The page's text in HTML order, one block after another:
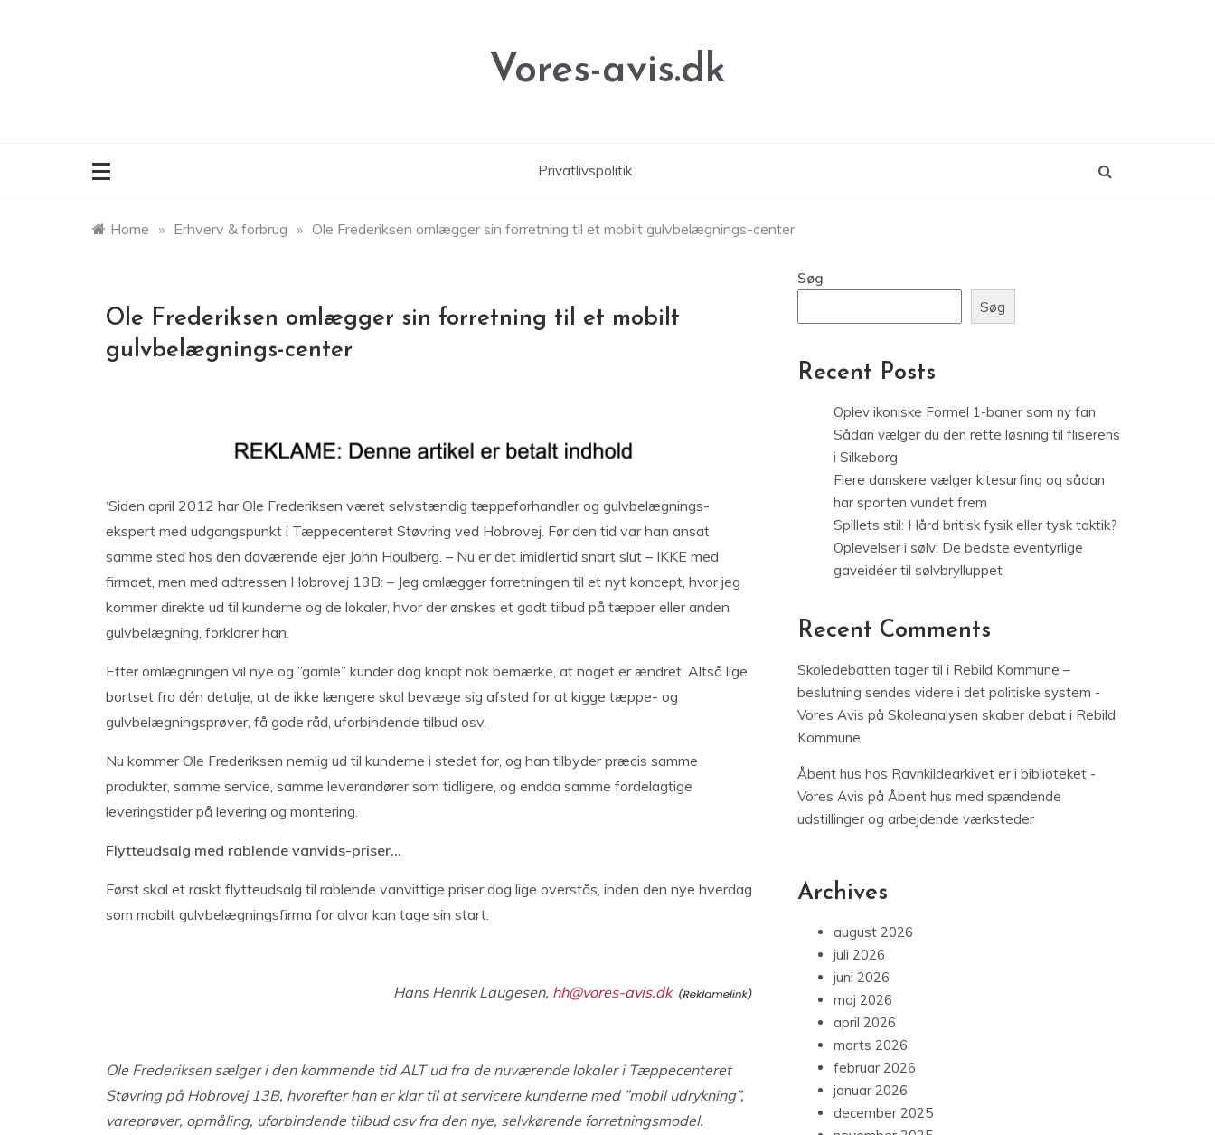
Vores-avis.dk
Privatlivspolitik
Home » Erhverv & forbrug » Ole Frederiksen omlægger sin forretning til et mobilt gulvbelægnings-center
Ole Frederiksen omlægger sin forretning til et mobilt
gulvbelægnings-center
‘Siden april 2012 har Ole Frederiksen været selvstændig tæppeforhandler og gulvbelægnings-
ekspert med udgangspunkt i Tæppecenteret Støvring ved Hobrovej. Før den tid var han ansat
samme sted hos den daværende ejer John Houlberg. – Nu er det imidlertid snart slut – IKKE med
firmaet, men med adtressen Hobrovej 13B: – Jeg omlægger forretningen til et nyt koncept, hvor jeg
kommer direkte ud til kunderne og de lokaler, hvor der ønskes et godt tilbud på tæpper eller anden
gulvbelægning, forklarer han.
Efter omlægningen vil nye og ”gamle” kunder dog knapt nok bemærke, at noget er ændret. Altså lige
bortset fra dén detalje, at de ikke længere skal bevæge sig afsted for at kigge tæppe- og
gulvbelægningsprøver, få gode råd, uforbindende tilbud osv.
Nu kommer Ole Frederiksen nemlig ud til kunderne i stedet for, og han tilbyder præcis samme
produkter, samme service, samme leverandører som tidligere, og endda samme fordelagtige
leveringstider på levering og montering.
Flytteudsalg med rablende vanvids-priser…
Først skal et raskt flytteudsalg til rablende vanvittige priser dog lige overstås, inden den nye hverdag
som mobilt gulvbelægningsfirma for alvor kan tage sin start.
Hans Henrik Laugesen, hh@vores-avis.dk
Ole Frederiksen sælger i den kommende tid ALT ud fra de nuværende lokaler i Tæppecenteret
Støvring på Hobrovej 13B, hvorefter han er klar til at servicere kunderne med ”mobil udrykning”,
vareprøver, opmåling, uforbindende tilbud osv fra den nye, selvkørende forretningsmodel.
Søg
Søg
Recent Posts
Oplev ikoniske Formel 1-baner som ny fan
Sådan vælger du den rette løsning til fliserens
i Silkeborg
Flere danskere vælger kitesurfing og sådan
har sporten vundet frem
Spillets stil: Hård britisk fysik eller tysk taktik?
Oplevelser i sølv: De bedste eventyrlige
gaveidéer til sølvbrylluppet
Recent Comments
Skoledebatten tager til i Rebild Kommune –
beslutning sendes videre i det politiske system -
Vores Avis på Skoleanalysen skaber debat i Rebild
Kommune
Åbent hus hos Ravnkildearkivet er i biblioteket -
Vores Avis på Åbent hus med spændende
udstillinger og arbejdende værksteder
Archives
august 2026
juli 2026
juni 2026
maj 2026
april 2026
marts 2026
februar 2026
januar 2026
december 2025